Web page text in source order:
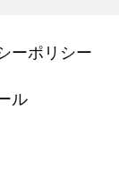
ーポリシー
ル